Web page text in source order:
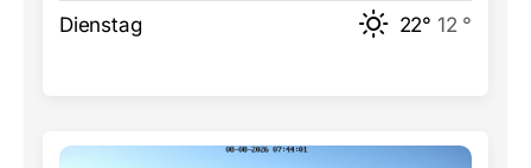
Dienstag 22° 12 °